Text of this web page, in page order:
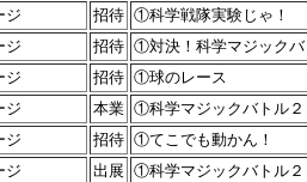
ジ 招待 ①科学戦隊実験じゃ！
ジ 招待 ①対決！科学マジックバ
ジ 招待 ①球のレース
ジ 本業 ①科学マジックバトル２
ジ 招待 ①てこでも動かん！
ジ 出展 ①科学マジックバトル２